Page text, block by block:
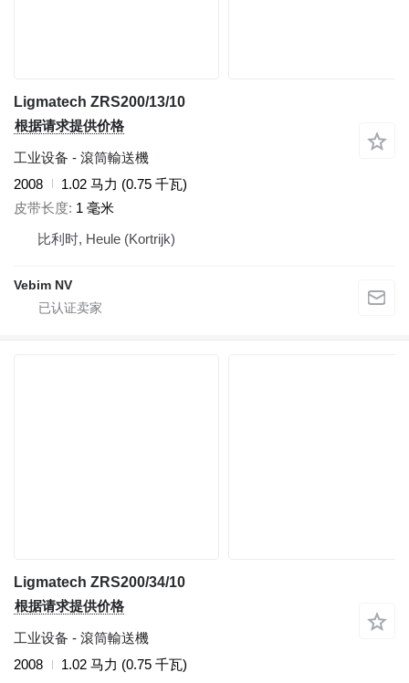
Ligmatech ZRS200/13/10
根据请求提供价格
工业设备 - 滾筒輸送機
2008
1.02 马力 (0.75 千瓦)
皮带长度 1 毫米
比利时, Heule (Kortrijk)
Vebim NV
Ligmatech ZRS200/34/10
根据请求提供价格
工业设备 - 滾筒輸送機
2008
1.02 马力 (0.75 千瓦)